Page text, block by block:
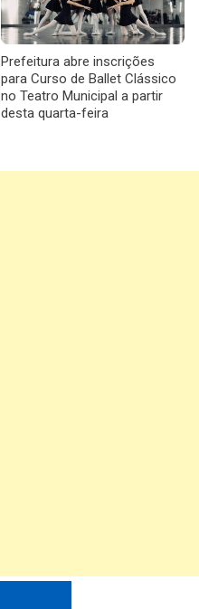
Prefeitura abre inscrições
para Curso de Ballet Clássico
no Teatro Municipal a partir
desta quarta-feira